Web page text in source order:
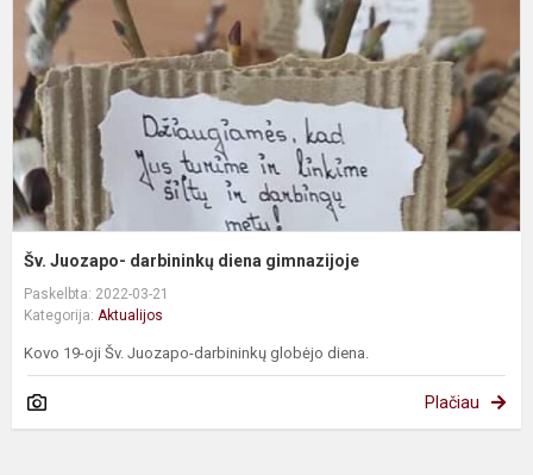
Šv. Juozapo- darbininkų diena gimnazijoje
Paskelbta: 2022-03-21
Kategorija: Aktualijos
Kovo 19-oji Šv. Juozapo-darbininkų globėjo diena.
Plačiau